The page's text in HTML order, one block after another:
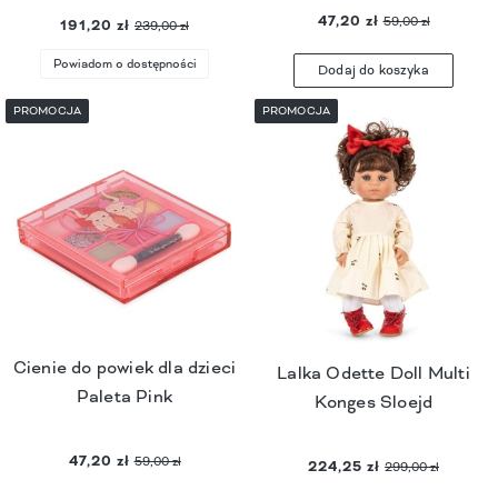
191,20 zł 239,00 zł
Powiadom o dostępności
47,20 zł 59,00 zł
Dodaj do koszyka
Cienie do powiek dla dzieci
Paleta Pink
47,20 zł 59,00 zł
PROMOCJA
Lalka Odette Doll Multi
Konges Sloejd
224,25 zł 299,00 zł
PROMOCJA